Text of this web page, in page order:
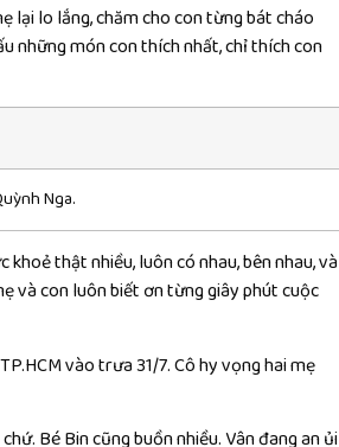
lại lo lắng, chăm cho con từng bát cháo
những món con thích nhất, chỉ thích con
Nga.
thật nhiều, luôn có nhau, bên nhau, và
và con luôn biết ơn từng giây phút cuộc
vào trưa 31/7. Cô hy vọng hai mẹ
Bé Bin cũng buồn nhiều. Vân đang an ủi